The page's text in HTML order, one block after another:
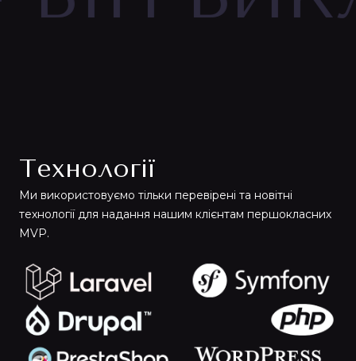
Технології
Ми використовуємо тільки перевірені та новітні
технології для надання нашим клієнтам першокласних
MVP.